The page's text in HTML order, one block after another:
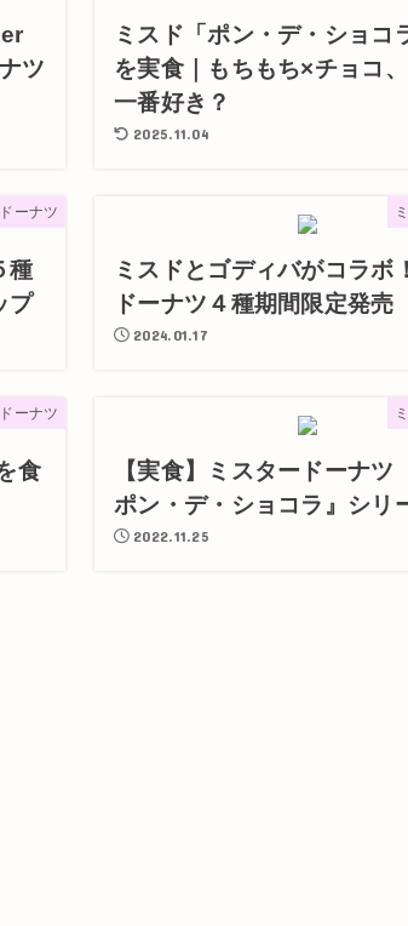
ツ
ミスド「ポン・デ・ショコ
を実食｜もちもち×チョコ
一番好き？
2025.11.04
ーナツ
種
プ
ミスドとゴディバがコラボ
ドーナツ４種期間限定発売
2024.01.17
ーナツ
食
【実食】ミスタードーナツ
ポン・デ・ショコラ』シリ
2022.11.25